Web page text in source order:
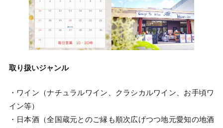
取り扱いジャンル
・ワイン（ナチュラルワイン、クラシカルワイン、お手頃ワ
イン等）
・日本酒（全国蔵元とのご縁も順次広げつつ地元愛知の地酒